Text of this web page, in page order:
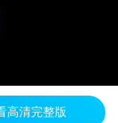
高清完整版